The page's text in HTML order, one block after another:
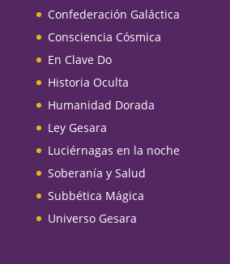
Confederación Galáctica
Consciencia Cósmica
En Clave Do
Historia Oculta
Humanidad Dorada
Ley Gesara
Luciérnagas en la noche
Soberanía y Salud
Subbética Mágica
Universo Gesara